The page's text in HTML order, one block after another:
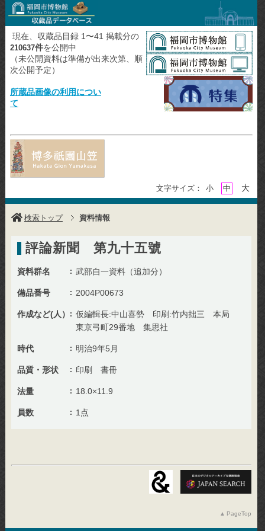
現在、収蔵品目録 1〜41 掲載分の
210637件を公開中
（未公開資料は準備が出来次第、順
次公開予定）
所蔵品画像の利用につい
て
文字サイズ： 小 中 大
検索トップ 資料情報
評論新聞 第九十五號
資料群名 武部自一資料（追加分）
備品番号 2004P00673
作成など(人）
仮編輯長:中山喜勢 印刷:竹内拙三 本局
東京弓町29番地 集思社
時代 明治9年5月
品質・形状 印刷 書冊
法量 18.0×11.9
員数 1点
PageTop